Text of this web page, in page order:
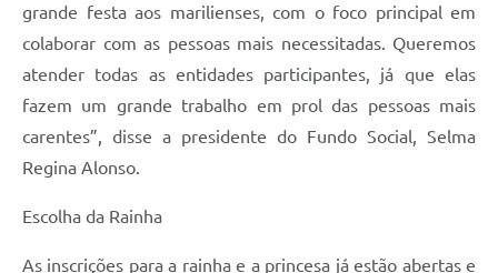
grande festa aos marilienses, com o foco principal em
colaborar com as pessoas mais necessitadas. Queremos
atender todas as entidades participantes, já que elas
fazem um grande trabalho em prol das pessoas mais
carentes”, disse a presidente do Fundo Social, Selma
Regina Alonso.
Escolha da Rainha
As inscrições para a rainha e a princesa já estão abertas e